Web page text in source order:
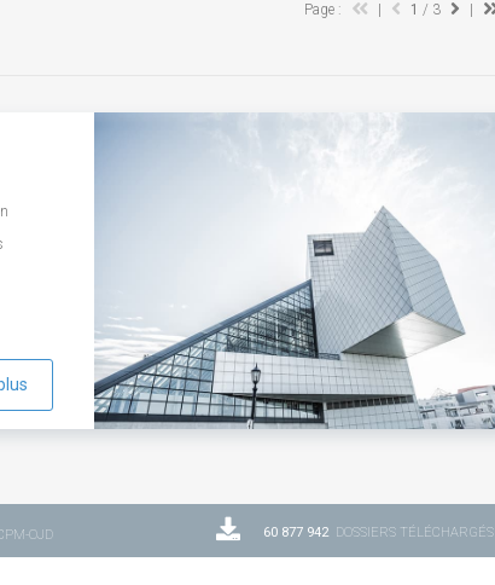
Page : 1 / 3
OJD 60 877 942DOSSIERS TÉLÉCHARGÉS